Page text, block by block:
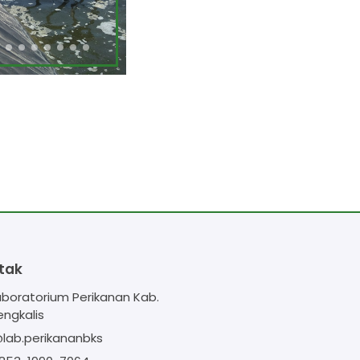
Perikanan Kab.